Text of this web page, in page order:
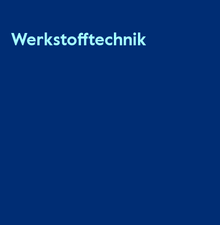
Werkstofftechnik